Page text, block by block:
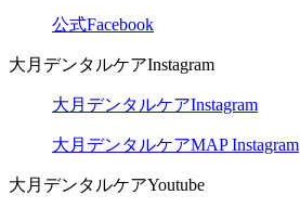
公式Facebook
大月デンタルケアInstagram
大月デンタルケアInstagram
大月デンタルケアMAP Instagram
大月デンタルケアYoutube